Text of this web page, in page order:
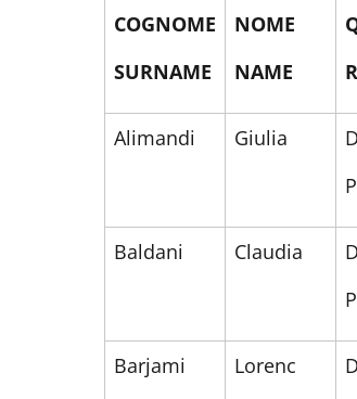
COGNOME
SURNAME
NOME
NAME
Alimandi Giulia
Baldani Claudia
Barjami Lorenc